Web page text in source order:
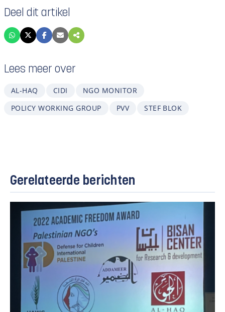
Deel dit artikel
Lees meer over
AL-HAQ CIDI
NGO MONITOR
POLICY WORKING GROUP
PVV STEF BLOK
Gerelateerde berichten